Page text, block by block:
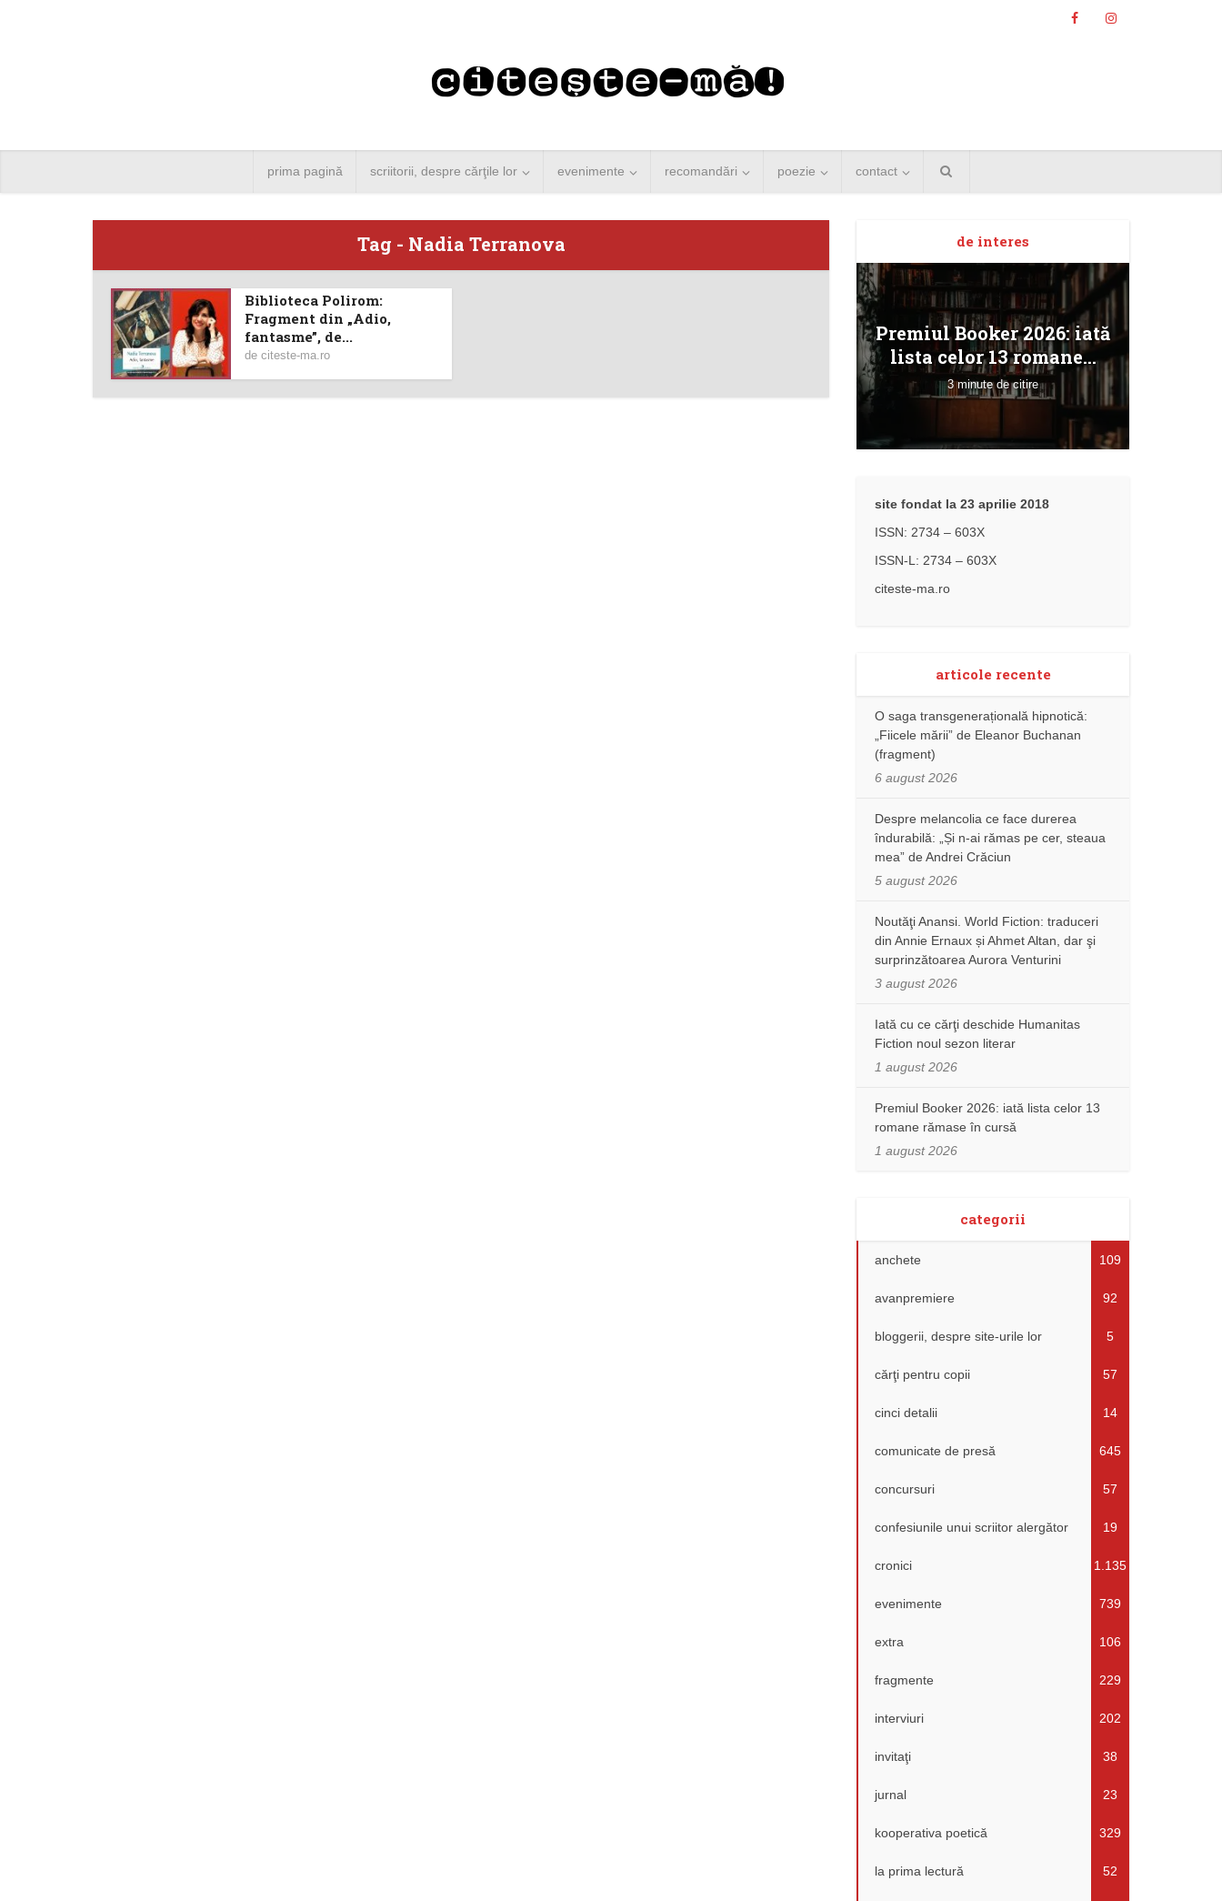
prima pagină scriitorii, despre cărţile lor evenimente recomandări poezie contact
Tag - Nadia Terranova
Biblioteca Polirom:
Fragment din „Adio,
fantasme”, de...
de citeste-ma.ro
de interes
Angela Merkel vine la
București. Lansare de
Premiul Booker 2026: iată
lista celor 13 romane...
3 minute de citire
site fondat la 23 aprilie 2018
ISSN: 2734 – 603X
ISSN-L: 2734 – 603X
citeste-ma.ro
articole recente
O saga transgenerațională hipnotică:
„Fiicele mării” de Eleanor Buchanan
(fragment)
6 august 2026
Despre melancolia ce face durerea
îndurabilă: „Și n-ai rămas pe cer, steaua
mea” de Andrei Crăciun
5 august 2026
Noutăţi Anansi. World Fiction: traduceri
din Annie Ernaux și Ahmet Altan, dar şi
surprinzătoarea Aurora Venturini
3 august 2026
Iată cu ce cărţi deschide Humanitas
Fiction noul sezon literar
1 august 2026
Premiul Booker 2026: iată lista celor 13
romane rămase în cursă
1 august 2026
categorii
anchete 109
avanpremiere 92
bloggerii, despre site-urile lor 5
cărţi pentru copii 57
cinci detalii 14
comunicate de presă 645
concursuri 57
confesiunile unui scriitor alergător 19
cronici 1.135
evenimente 739
extra 106
fragmente 229
interviuri 202
invitaţi 38
jurnal 23
kooperativa poetică 329
la prima lectură 52